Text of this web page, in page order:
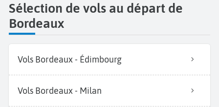
Sélection de vols au départ de
Bordeaux
Vols Bordeaux - Édimbourg
Vols Bordeaux - Milan